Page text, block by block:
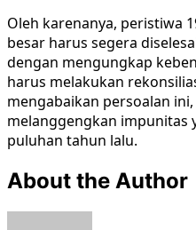
Oleh karenanya, peristiwa
besar harus segera
dengan mengungkap
harus melakukan
mengabaikan persoalan
melanggengkan impunitas
puluhan tahun lalu.
About the Author